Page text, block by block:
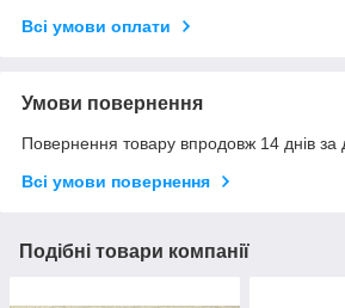
Всі умови оплати
Умови повернення
Повернення товару впродовж 14 днів за
Всі умови повернення
Подібні товари компанії